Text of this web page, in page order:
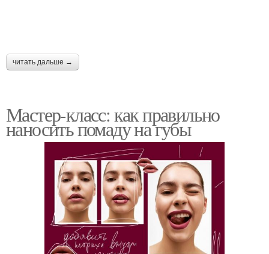
читать дальше →
Мастер-класс: как правильно
наносить помаду на губы